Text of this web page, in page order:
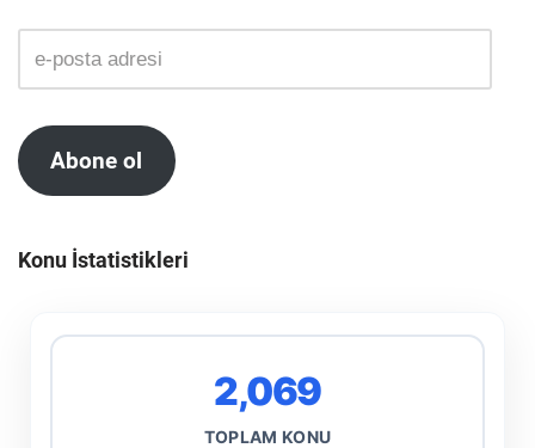
Abone ol
Konu İstatistikleri
2,069
TOPLAM KONU